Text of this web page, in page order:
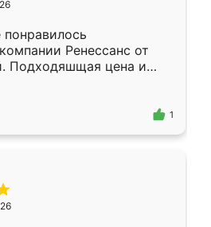
Ренессанс от
Подходяшщая цена и
Приехавший
Владислав
эскизу самый
1